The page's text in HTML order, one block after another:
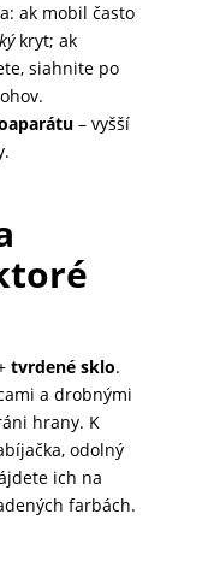
ak mobil často
kryt; ak
siahnite po
– vyšší
tvrdené sklo.
a drobnými
hrany. K
odolný
ich na
farbách.